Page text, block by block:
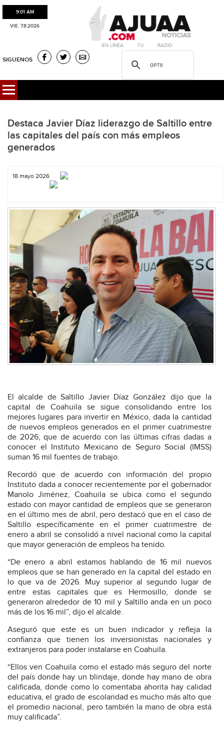
9:01 AM
VIE. 7.8.2026
·EN LÍNEA. ·T.V. ·RADIO
SIGUENOS
Destaca Javier Díaz liderazgo de Saltillo entre
las capitales del país con más empleos
generados
18 mayo 2026
El alcalde de Saltillo Javier Díaz González dijo que la
capital de Coahuila se sigue consolidando entre los
mejores lugares para invertir en México, dada la cantidad
de nuevos empleos generados en el primer cuatrimestre
de 2026, que de acuerdo con las últimas cifras dadas a
conocer el Instituto Mexicano de Seguro Social (IMSS)
suman 16 mil fuentes de trabajo.
Recordó que de acuerdo con información del propio
Instituto dada a conocer recientemente por el gobernador
Manolo Jiménez, Coahuila se ubica como el segundo
estado con mayor cantidad de empleos que se generaron
en el último mes de abril, pero destacó que en el caso de
Saltillo específicamente en el primer cuatrimestre de
enero a abril se consolidó a nivel nacional como la capital
que mayor generación de empleos ha tenido.
“De enero a abril estamos hablando de 16 mil nuevos
empleos que se han generado en la capital del estado en
lo que va de 2026. Muy superior al segundo lugar de
entre estas capitales que es Hermosillo, donde se
generaron alrededor de 10 mil y Saltillo anda en un poco
más de los 16 mil”, dijo el alcalde.
Aseguró que este es un buen indicador y refleja la
confianza que tienen los inversionistas nacionales y
extranjeros para poder instalarse en Coahuila.
“Ellos ven Coahuila como el estado más seguro del norte
del país donde hay un blindaje, donde hay mano de obra
calificada, donde como lo comentaba ahorita hay calidad
educativa, el grado de escolaridad es mucho más alto que
el promedio nacional, pero también la mano de obra está
muy calificada”.